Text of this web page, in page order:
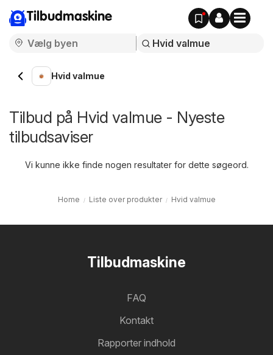
Tilbudmaskine
Hvid valmue
Tilbud på Hvid valmue - Nyeste
tilbudsaviser
Vi kunne ikke finde nogen resultater for dette søgeord.
Home Liste over produkter Hvid valmue
Tilbudmaskine
FAQ
Kontakt
Rapporter indhold